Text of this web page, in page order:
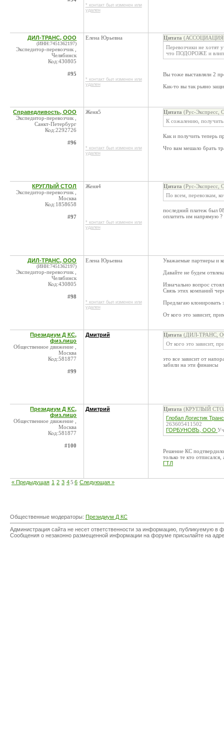
* контакт был изменен или
удален
ДИЛ-ТРАНС, ООО
(ИНН:7451362197)
Экспедитор-перевозчик ,
Челябинск
Код:430805
#95
Елена Юрьевна
* контакт был изменен или
удален
Цитата (АССОЦИАЦИЯ
Перевозчики не хотят
что ПОДОРОЖЕ и
Вы тоже выставляли 2
Как-то вы так рьяно
Справедливость, ООО
Экспедитор-перевозчик ,
Санкт-Петербург
Код:2292726
#96
Женя5
* контакт был изменен или
удален
Цитата (Рус-Экспресс,
К сожалению,
Как и получить теперь
Что вам мешало брать
КРУГЛЫЙ СТОЛ
Экспедитор-перевозчик ,
Москва
Код:1858658
#97
Женя4
* контакт был изменен или
удален
Цитата (Рус-Экспресс,
По всем, перевозкам,
последний платеж был
оплатить им напрямую ?
ДИЛ-ТРАНС, ООО
(ИНН:7451362197)
Экспедитор-перевозчик ,
Челябинск
Код:430805
#98
Елена Юрьевна
* контакт был изменен или
удален
Уважаемые партнеры и
Давайте не будем
Изначально вопрос
Связь этих компаний
Предлагаю клонировать
От кого это зависит,
Президиум Д КС,
физ.лицо
Общественное движение ,
Москва
Код:581877
#99
Дмитрий Цитата (ДИЛ-ТРАНС,
От кого это зависит,
это все зависит от
забили на эти финансы
Президиум Д КС,
физ.лицо
Общественное движение ,
Москва
Код:581877
#100
Дмитрий Цитата (КРУГЛЫЙ
Глобал Логистик
263605411502
ГОРБУНОВЪ, ООО
Решение КС
только те кто
ГТЛ
« Предыдущая 1 2 3 45 6 Следующая »
Общественные модераторы: Президиум Д КС
Администрация сайта не несет ответственности за информацию, публикуемую
Сообщения о незаконно размещенной информации на форуме присылайте на